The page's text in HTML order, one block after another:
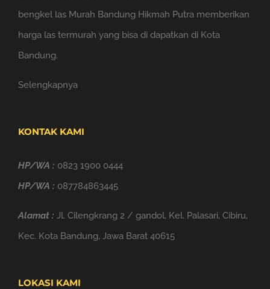
bengkel las Murah Bandung Hikmah Putra memberikan
harga las termurah yang bisa di dapatkan di Kota
Bandung.
Selengkapnya
KONTAK KAMI
HP/WA : 0823 1900 0444
HP/WA : 087784863445
Alamat : Jl. Cilengkrang 2 / gandol, Kel. Palasari, Cibiru,
Kec. Kota Bandung, Jawa Barat 40615
LOKASI KAMI